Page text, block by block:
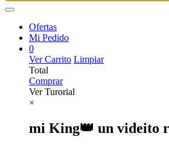
Ofertas
Mi Pedido
0
Ver Carrito Limpiar
Total
Comprar
Ver Turorial
×
mi King👑 un videito